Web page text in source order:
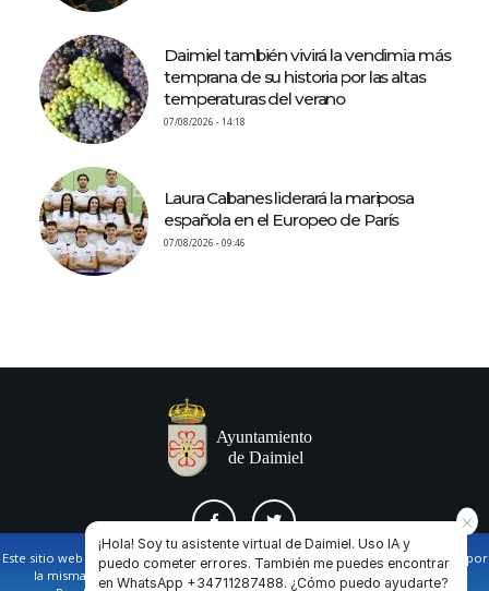
Daimiel también vivirá la vendimia más
temprana de su historia por las altas
temperaturas del verano
07/08/2026 - 14:18
Laura Cabanes liderará la mariposa
española en el Europeo de París
07/08/2026 - 09:46
AVISO LEGAL Y POLÍTICA DE PRIVACIDAD COOKIES CONTACTO
Este sitio web utiliza cookies propias y de terceros para facilitar la navegación por
la misma y obtener datos estadísticos de la navegación de los usuarios.
¡Hola! Soy tu asistente virtual de Daimiel. Uso IA y
puedo cometer errores. También me puedes encontrar
en WhatsApp +34711287488. ¿Cómo puedo ayudarte?